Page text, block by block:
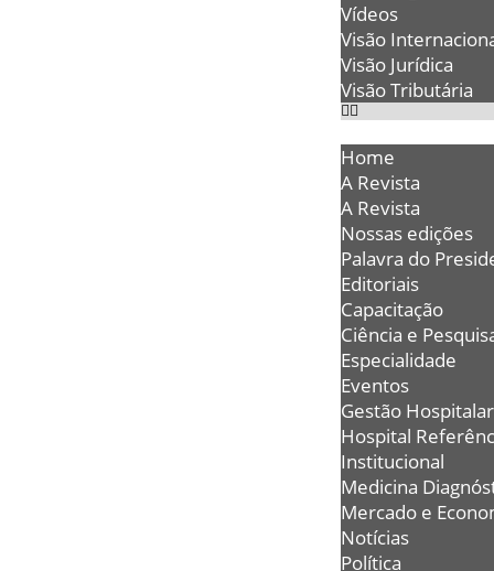
Vídeos
Visão
Visão Jurídica
Visão Tributária
Home
A Revista
A Revista
Nossas edições
Palavra do
Editoriais
Capacitação
Ciência e
Especialidade
Eventos
Gestão Hospitalar
Hospital
Institucional
Medicina
Mercado e
Notícias
Política